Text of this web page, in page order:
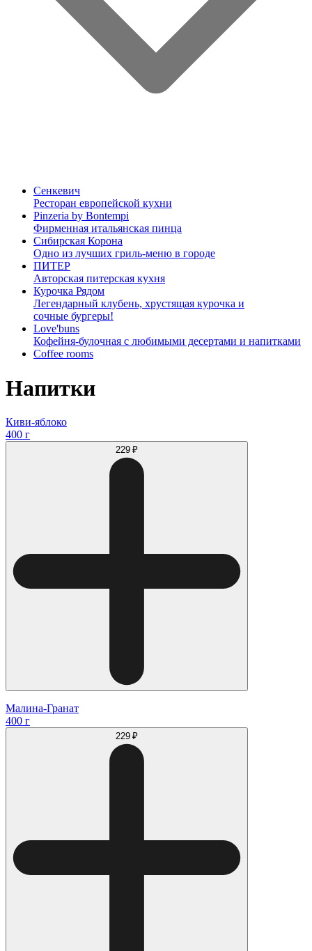
Сенкевич
Ресторан европейской кухни
Pinzeria by Bontempi
Фирменная итальянская пинца
Сибирская Корона
Одно из лучших гриль-меню в городе
ПИТЕР
Авторская питерская кухня
Курочка Рядом
Легендарный клубень, хрустящая курочка и
сочные бургеры!
Love'buns
Кофейня-булочная с любимыми десертами и напитками
Coffee rooms
Напитки
Киви-яблоко
400 г
229 ₽
Малина-Гранат
400 г
229 ₽